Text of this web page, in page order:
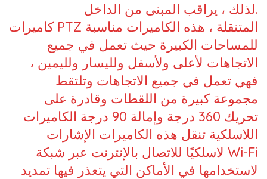
لذلك ، يراقب المبنى من الداخل.
كاميرات PTZ المتنقلة ، هذه الكاميرات مناسبة
للمساحات الكبيرة حيث تعمل في جميع
الاتجاهات لأعلى ولأسفل ولليسار ولليمين ،
فهي تعمل في جميع الاتجاهات وتلتقط
مجموعة كبيرة من اللقطات وقادرة على
تحريك 360 درجة وإمالة 90 درجة الكاميرات
اللاسلكية تنقل هذه الكاميرات الإشارات
لاسلكيًا للاتصال بالإنترنت عبر شبكة Wi-Fi
لاستخدامها في الأماكن التي يتعذر فيها تمديد